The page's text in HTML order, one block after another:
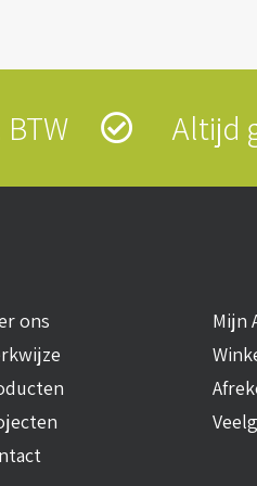
BTW Altijd
ons
Mijn